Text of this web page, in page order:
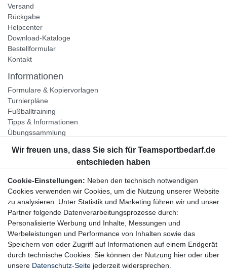
Versand
Rückgabe
Helpcenter
Download-Kataloge
Bestellformular
Kontakt
Informationen
Formulare & Kopiervorlagen
Turnierpläne
Fußballtraining
Tipps & Informationen
Übungssammlung
Unternehmen
Widerrufsrecht
Bestellung widerrufen
Datenschutzerklärung
AGB
Impressum
Newsletter
Cookie-Einstellungen: Neben den technisch notwendigen
Cookies verwenden wir Cookies, um die Nutzung unserer Website
zu analysieren. Unter Statistik und Marketing führen wir und unser
Partner folgende Datenverarbeitungsprozesse durch:
Personalisierte Werbung und Inhalte, Messungen und
Werbeleistungen und Performance von Inhalten sowie das
Speichern von oder Zugriff auf Informationen auf einem Endgerät
durch technische Cookies. Sie können der Nutzung hier oder über
unsere Datenschutz-Seite jederzeit widersprechen.